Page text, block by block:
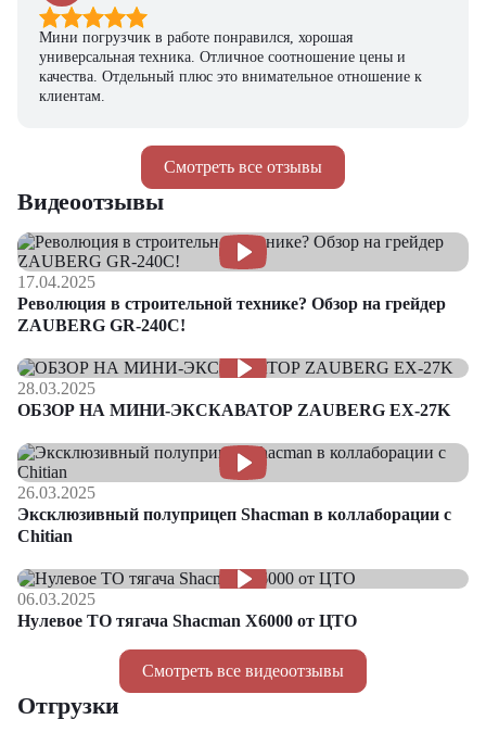
Смотреть все отзывы
Мини погрузчик в работе понравился, хорошая
универсальная техника. Отличное соотношение цены и
качества. Отдельный плюс это внимательное отношение к
клиентам.
Смотреть все видеоотзывы
Видеоотзывы
17.04.2025
Революция в строительной технике? Обзор на грейдер
ZAUBERG GR-240C!
28.03.2025
ОБЗОР НА МИНИ-ЭКСКАВАТОР ZAUBERG EX-27K
26.03.2025
Эксклюзивный полуприцеп Shacman в коллаборации с
Chitian
06.03.2025
Нулевое ТО тягача Shacman Х6000 от ЦТО
Отгрузки